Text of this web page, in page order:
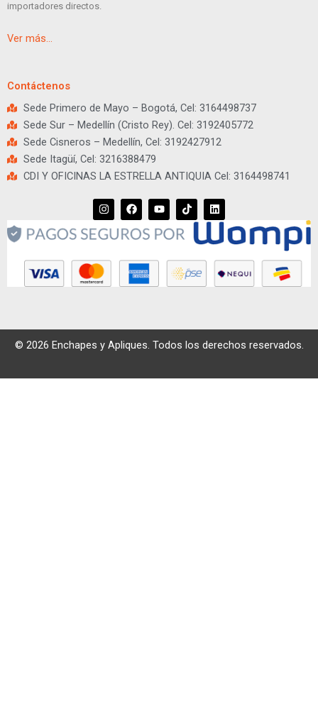
importadores directos.
Ver más…
Contáctenos
Sede Primero de Mayo – Bogotá, Cel: 3164498737
Sede Sur – Medellín (Cristo Rey). Cel: 3192405772
Sede Cisneros – Medellín, Cel: 3192427912
Sede Itagüí, Cel: 3216388479
CDI Y OFICINAS LA ESTRELLA ANTIQUIA Cel: 3164498741
I
n
s
t
g
r
a
m
F
a
c
e
o
o
k
Y
o
u
t
T
i
k
k
L
i
n
e
d
n
© 2026 Enchapes y Apliques. Todos los derechos reservados.